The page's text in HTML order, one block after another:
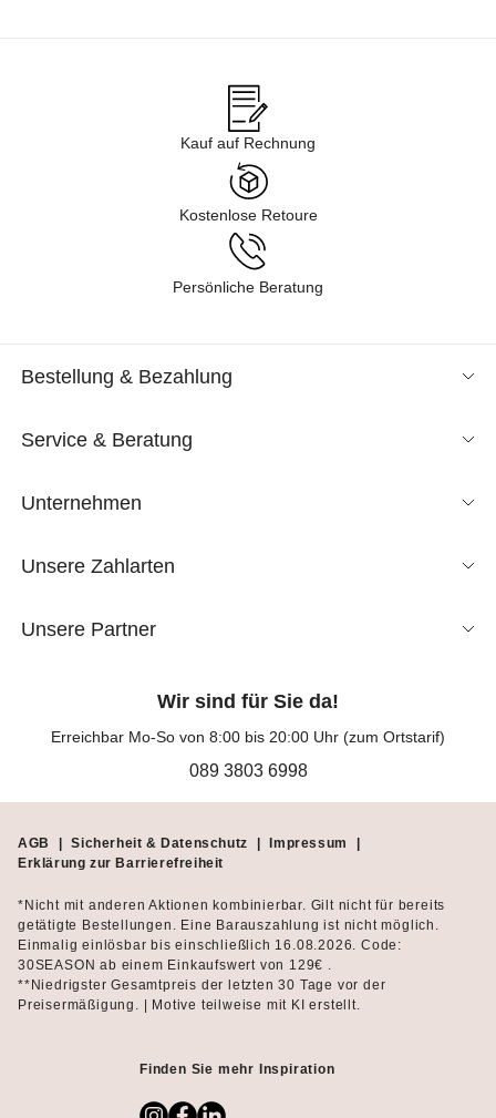
Kauf auf Rechnung
Kostenlose Retoure
Persönliche Beratung
Bestellung & Bezahlung
Service & Beratung
Unternehmen
Unsere Zahlarten
Unsere Partner
Wir sind für Sie da!
Erreichbar Mo-So von 8:00 bis 20:00 Uhr (zum Ortstarif)
089 3803 6998
AGB | Sicherheit & Datenschutz | Impressum
|
Erklärung zur Barrierefreiheit
*Nicht mit anderen Aktionen kombinierbar. Gilt nicht für bereits
getätigte Bestellungen. Eine Barauszahlung ist nicht möglich.
Einmalig einlösbar bis einschließlich 16.08.2026. Code:
30SEASON ab einem Einkaufswert von 129€ .
**Niedrigster Gesamtpreis der letzten 30 Tage vor der
Preisermäßigung. | Motive teilweise mit KI erstellt.
Finden Sie mehr Inspiration